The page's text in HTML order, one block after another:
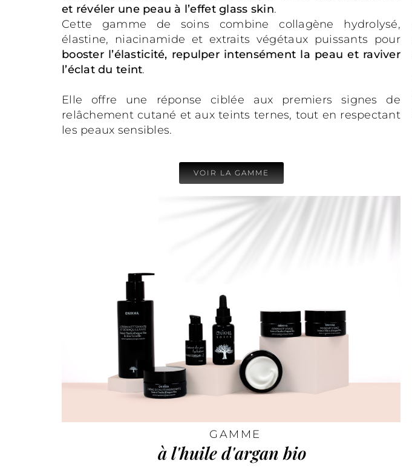
et révéler une peau à l’effet glass skin.
Cette gamme de soins combine collagène hydrolysé,
élastine, niacinamide et extraits végétaux puissants pour
booster l’élasticité, repulper intensément la peau et raviver
l’éclat du teint.
Elle offre une réponse ciblée aux premiers signes de
relâchement cutané et aux teints ternes, tout en respectant
les peaux sensibles.
VOIR LA GAMME
GAMME
à l'huile d'argan bio